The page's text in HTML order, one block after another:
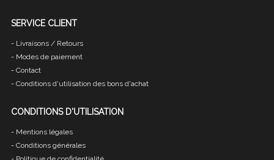
SERVICE CLIENT
- Livraisons / Retours
- Modes de paiement
- Contact
- Conditions d'utilisation des bons d'achat
CONDITIONS D'UTILISATION
- Mentions légales
- Conditions générales